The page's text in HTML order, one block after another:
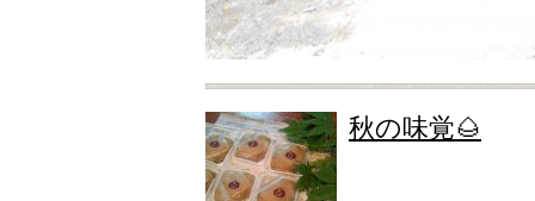
秋の味覚🌰